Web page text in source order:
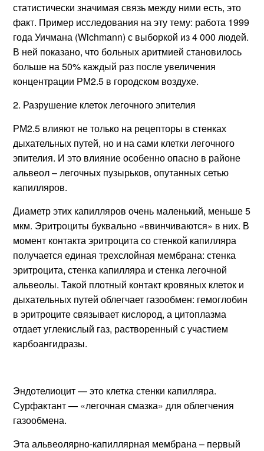
статистически значимая связь между ними есть, это
факт. Пример исследования на эту тему: работа 1999
года Уичмана (Wichmann) с выборкой из 4 000 людей.
В ней показано, что больных аритмией становилось
больше на 50% каждый раз после увеличения
концентрации РМ2.5 в городском воздухе.
2. Разрушение клеток легочного эпителия
РМ2.5 влияют не только на рецепторы в стенках
дыхательных путей, но и на сами клетки легочного
эпителия. И это влияние особенно опасно в районе
альвеол – легочных пузырьков, опутанных сетью
капилляров.
Диаметр этих капилляров очень маленький, меньше 5
мкм. Эритроциты буквально «ввинчиваются» в них. В
момент контакта эритроцита со стенкой капилляра
получается единая трехслойная мембрана: стенка
эритроцита, стенка капилляра и стенка легочной
альвеолы. Такой плотный контакт кровяных клеток и
дыхательных путей облегчает газообмен: гемоглобин
в эритроците связывает кислород, а цитоплазма
отдает углекислый газ, растворенный с участием
карбоангидразы.
Эндотелиоцит — это клетка стенки капилляра.
Сурфактант — «легочная смазка» для облегчения
газообмена.
Эта альвеолярно-капиллярная мембрана – первый